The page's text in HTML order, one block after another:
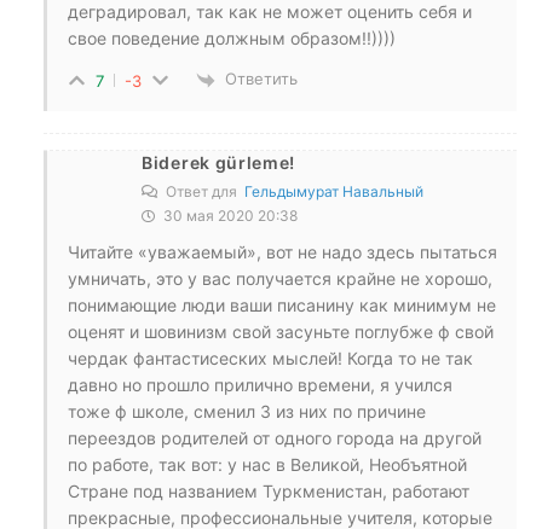
деградировал, так как не может оценить себя и
свое поведение должным образом!!))))
7 -3 Ответить
Biderek gürleme!
Ответ для Гельдымурат Навальный
30 мая 2020 20:38
Читайте «уважаемый», вот не надо здесь пытаться
умничать, это у вас получается крайне не хорошо,
понимающие люди ваши писанину как минимум не
оценят и шовинизм свой засуньте поглубже ф свой
чердак фантастисеских мыслей! Когда то не так
давно но прошло прилично времени, я учился
тоже ф школе, сменил 3 из них по причине
переездов родителей от одного города на другой
по работе, так вот: у нас в Великой, Необъятной
Стране под названием Туркменистан, работают
прекрасные, профессиональные учителя, которые